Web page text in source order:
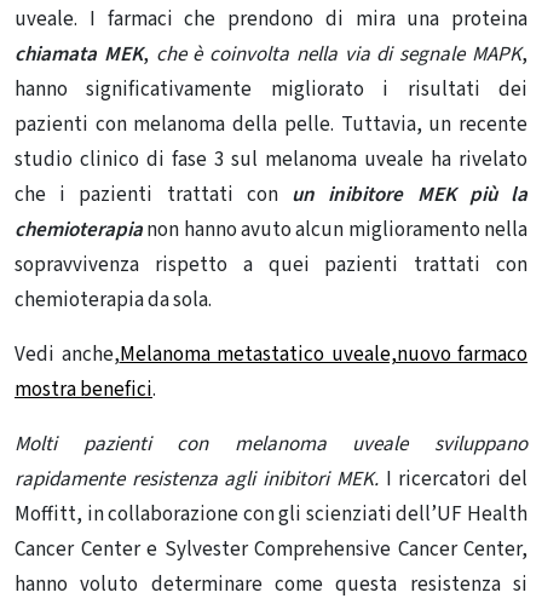
uveale. I farmaci che prendono di mira una proteina
chiamata MEK, che è coinvolta nella via di segnale MAPK,
hanno significativamente migliorato i risultati dei
pazienti con melanoma della pelle. Tuttavia, un recente
studio clinico di fase 3 sul melanoma uveale ha rivelato
che i pazienti trattati con un inibitore MEK più la
chemioterapianon hanno avuto alcun miglioramento nella
sopravvivenza rispetto a quei pazienti trattati con
chemioterapia da sola.
Vedi anche,Melanoma metastatico uveale,nuovo farmaco
mostra benefici.
Molti pazienti con melanoma uveale sviluppano
rapidamente resistenza agli inibitori MEK.I ricercatori del
Moffitt, in collaborazione con gli scienziati dell’UF Health
Cancer Center e Sylvester Comprehensive Cancer Center,
hanno voluto determinare come questa resistenza si